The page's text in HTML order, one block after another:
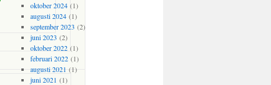
oktober 2024(1)
augusti 2024(1)
september 2023 (2)
juni 2023 (2)
oktober 2022(1)
februari 2022(1)
augusti 2021 (1)
juni 2021 (1)